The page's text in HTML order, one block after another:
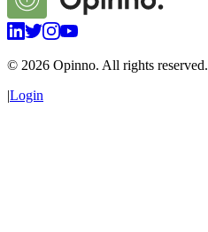
© 2026 Opinno. All rights reserved.
|Login